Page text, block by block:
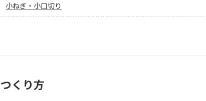
小ねぎ・小口切り
つくり方